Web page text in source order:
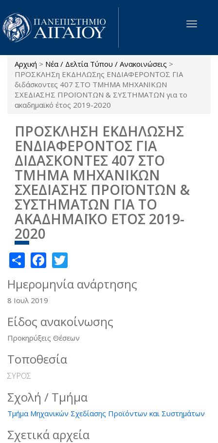
Παράκαμψη προς το κυρίως περιεχόμενο
Toggle
Είστε εδώ
Αρχική > Νέα / Δελτία Τύπου / Ανακοινώσεις >
ΠΡΟΣΚΛΗΣη ΕΚΔΗΛΩΣης ΕΝΔΙΑΦΕΡΟΝΤΟΣ ΓΙΑ
διδάσκοντες 407 ΣΤΟ ΤΜΗΜΑ ΜΗΧΑΝΙΚΩΝ
ΣΧΕΔΙΑΣΗΣ ΠΡΟΪΟΝΤΩΝ & ΣΥΣΤΗΜΑΤΩΝ για το
ακαδημαϊκό έτος 2019-2020
ΠΡΟΣΚΛΗΣΗ ΕΚΔΗΛΩΣΗΣ
ΕΝΔΙΑΦΕΡΟΝΤΟΣ ΓΙΑ
ΔΙΔΑΣΚΟΝΤΕΣ 407 ΣΤΟ
ΤΜΗΜΑ ΜΗΧΑΝΙΚΩΝ
ΣΧΕΔΙΑΣΗΣ ΠΡΟΪΟΝΤΩΝ &
ΣΥΣΤΗΜΑΤΩΝ ΓΙΑ ΤΟ
ΑΚΑΔΗΜΑΪΚΟ ΕΤΟΣ 2019-
2020
ShareFacebook
Ημερομηνία ανάρτησης
8 Ιουλ 2019
Είδος ανακοίνωσης
Προκηρύξεις Θέσεων
Τοποθεσία
ΣΥΡΟΣ
Σχολή / Τμήμα
Τμήμα Μηχανικών Σχεδίασης Προϊόντων και Συστημάτων
Σχετικά αρχεία